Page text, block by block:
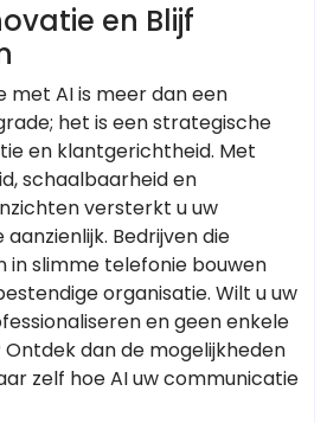
en Blijf
met AI is meer dan een
het is een strategische
en klantgerichtheid. Met
schaalbaarheid en
versterkt u uw
Bedrijven die
in slimme telefonie bouwen
organisatie. Wilt u uw
en geen enkele
dan de mogelijkheden
zelf hoe AI uw communicatie